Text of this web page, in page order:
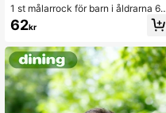
1 st målarrock för barn i åldrarna 6-
8, målarförkläde för barn i dagis, pa
ssar barn runt 1,1-1,3 meter långa
62kr